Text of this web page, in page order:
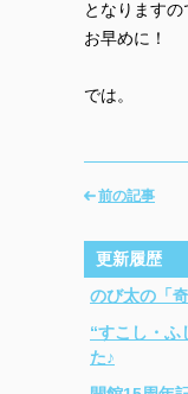
となりますの
お早めに！
では。
前の記事
更新履歴
のび太の「
“すこし・ふ
た♪